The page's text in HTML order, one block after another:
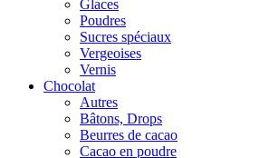
Glaces
Poudres
Sucres spéciaux
Vergeoises
Vernis
Chocolat
Autres
Bâtons, Drops
Beurres de cacao
Cacao en poudre